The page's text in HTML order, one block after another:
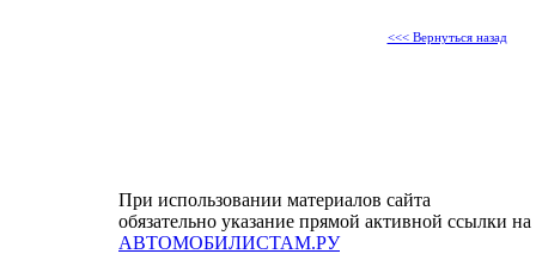
<<< Вернуться назад
При использовании материалов сайта
обязательно указание прямой активной ссылки на
АВТОМОБИЛИСТАМ.РУ